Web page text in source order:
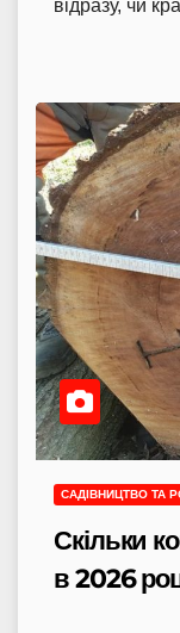
відразу, чи
САДІВНИЦТВО ТА
Скільки
в 2026